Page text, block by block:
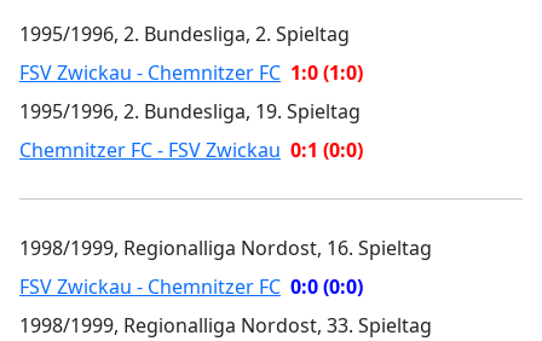
1995/1996, 2. Bundesliga, 2. Spieltag
FSV Zwickau - Chemnitzer FC 1:0 (1:0)
1995/1996, 2. Bundesliga, 19. Spieltag
Chemnitzer FC - FSV Zwickau 0:1 (0:0)
1998/1999, Regionalliga Nordost, 16. Spieltag
FSV Zwickau - Chemnitzer FC 0:0 (0:0)
1998/1999, Regionalliga Nordost, 33. Spieltag